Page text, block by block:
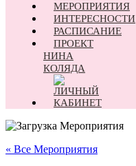
МЕРОПРИЯТИЯ
ИНТЕРЕСНОСТИ
РАСПИСАНИЕ
ПРОЕКТ
НИНА
КОЛЯДА
« Все Мероприятия